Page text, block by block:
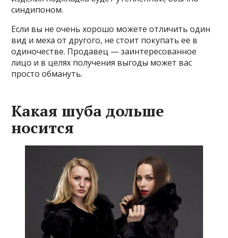
синдипоном.
Если вы не очень хорошо можете отличить один
вид и меха от другого, не стоит покупать ее в
одиночестве. Продавец — заинтересованное
лицо и в целях получения выгоды может вас
просто обмануть.
Какая шуба дольше
носится